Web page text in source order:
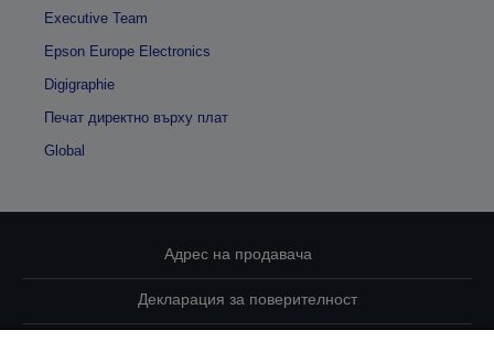
Executive Team
Epson Europe Electronics
Digigraphie
Печат директно върху плат
Global
Адрес на продавача
Декларация за поверителност